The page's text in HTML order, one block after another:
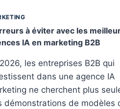
à éviter avec les
IA en marketing B2B
les entreprises B2B qui
dans une agence IA
ne cherchent plus
démonstrations de modèles